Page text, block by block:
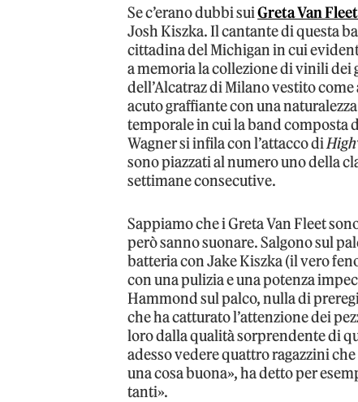
Se c’erano dubbi suiGreta Van Fleet
Josh Kiszka. Il cantante di questa
cittadina del Michigan in cui
a memoria la collezione di vinili dei
dell’Alcatraz di Milano vestito
acuto graffiante con una
temporale in cui la band composta
Wagner si infila con l’attacco di
sono piazzati al numero uno della
settimane consecutive.
Sappiamo che i Greta Van Fleet
però sanno suonare. Salgono sul
batteria con Jake Kiszka (il vero
con una pulizia e una potenza
Hammond sul palco, nulla di
che ha catturato l’attenzione dei
loro dalla qualità sorprendente di
adesso vedere quattro ragazzini
una cosa buona», ha detto per
tanti».